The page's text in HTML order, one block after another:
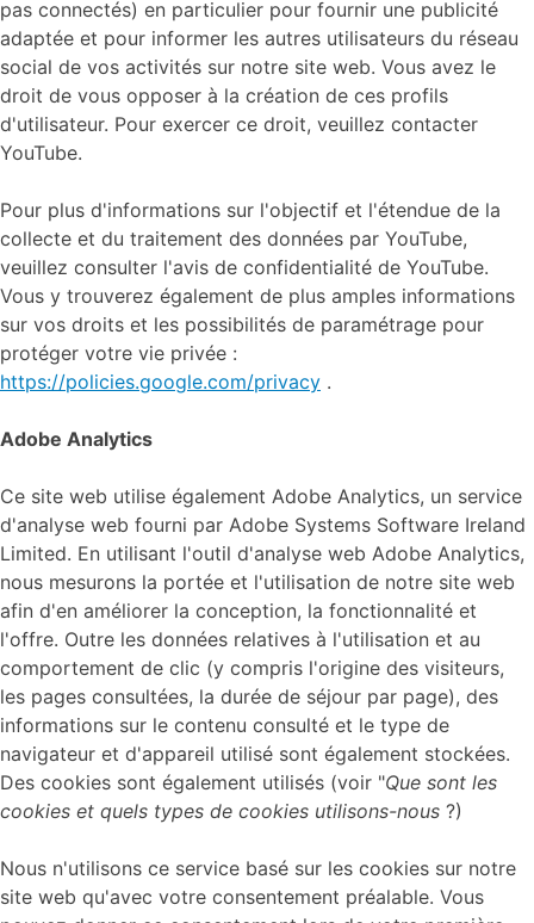
pas connectés) en particulier pour fournir une publicité
adaptée et pour informer les autres utilisateurs du réseau
social de vos activités sur notre site web. Vous avez le
droit de vous opposer à la création de ces profils
d'utilisateur. Pour exercer ce droit, veuillez contacter
YouTube.
Pour plus d'informations sur l'objectif et l'étendue de la
collecte et du traitement des données par YouTube,
veuillez consulter l'avis de confidentialité de YouTube.
Vous y trouverez également de plus amples informations
sur vos droits et les possibilités de paramétrage pour
protéger votre vie privée :
https://policies.google.com/privacy .
Adobe Analytics
Ce site web utilise également Adobe Analytics, un service
d'analyse web fourni par Adobe Systems Software Ireland
Limited. En utilisant l'outil d'analyse web Adobe Analytics,
nous mesurons la portée et l'utilisation de notre site web
afin d'en améliorer la conception, la fonctionnalité et
l'offre. Outre les données relatives à l'utilisation et au
comportement de clic (y compris l'origine des visiteurs,
les pages consultées, la durée de séjour par page), des
informations sur le contenu consulté et le type de
navigateur et d'appareil utilisé sont également stockées.
Des cookies sont également utilisés (voir "Que sont les
cookies et quels types de cookies utilisons-nous ?)
Nous n'utilisons ce service basé sur les cookies sur notre
site web qu'avec votre consentement préalable. Vous